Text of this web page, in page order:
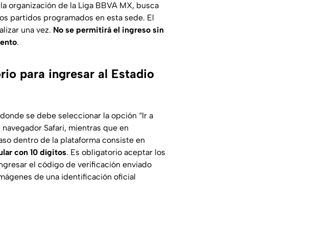
organización de la Liga BBVA MX, busca
partidos programados en esta sede. El
una vez. No se permitirá el ingreso sin
.
para ingresar al Estadio
se debe seleccionar la opción “Ir a
Safari, mientras que en
dentro de la plataforma consiste en
con 10 dígitos. Es obligatorio aceptar los
el código de verificación enviado
de una identificación oficial